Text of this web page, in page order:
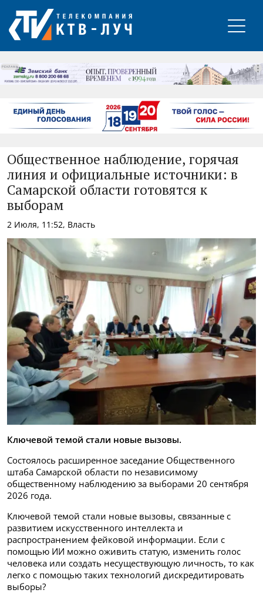
РЕКЛАМА
Общественное наблюдение, горячая
линия и официальные источники: в
Самарской области готовятся к
выборам
2 Июля, 11:52, Власть
Ключевой темой стали новые вызовы.
Состоялось расширенное заседание Общественного
штаба Самарской области по независимому
общественному наблюдению за выборами 20 сентября
2026 года.
Ключевой темой стали новые вызовы, связанные с
развитием искусственного интеллекта и
распространением фейковой информации. Если с
помощью ИИ можно оживить статую, изменить голос
человека или создать несуществующую личность, то как
легко с помощью таких технологий дискредитировать
выборы?